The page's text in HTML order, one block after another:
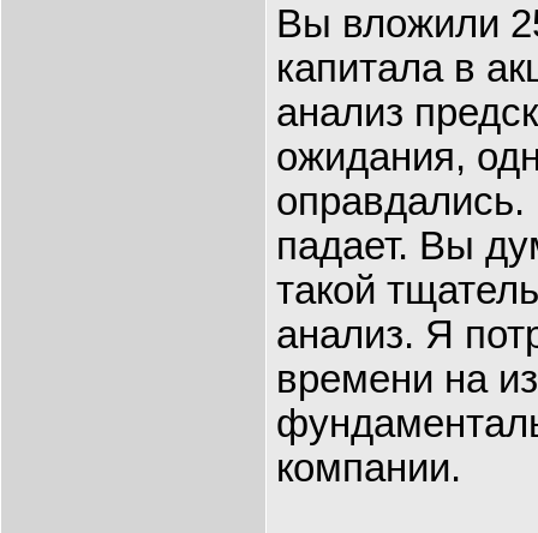
Вы вложили
капитала в
анализ
ожидания,
падает. Вы
такой
анализ. Я
времени на
компании.